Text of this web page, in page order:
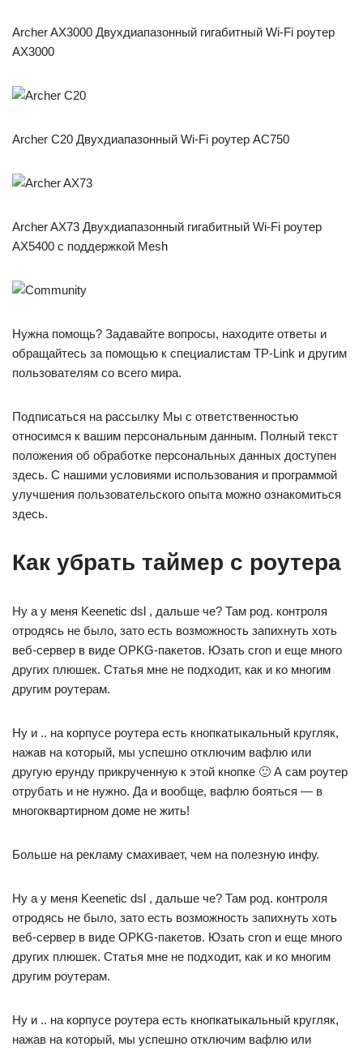
Archer AX3000 Двухдиапазонный гигабитный Wi‑Fi роутер
AX3000
Archer C20 Двухдиапазонный Wi-Fi роутер AC750
Archer AX73 Двухдиапазонный гигабитный Wi‑Fi роутер
AX5400 с поддержкой Mesh
Нужна помощь? Задавайте вопросы, находите ответы и
обращайтесь за помощью к специалистам TP-Link и другим
пользователям со всего мира.
Подписаться на рассылку Мы с ответственностью
относимся к вашим персональным данным. Полный текст
положения об обработке персональных данных доступен
здесь. С нашими условиями использования и программой
улучшения пользовательского опыта можно ознакомиться
здесь.
Как убрать таймер с роутера
Ну а у меня Keenetic dsl , дальше че? Там род. контроля
отродясь не было, зато есть возможность запихнуть хоть
веб-сервер в виде OPKG-пакетов. Юзать cron и еще много
других плюшек. Статья мне не подходит, как и ко многим
другим роутерам.
Ну и .. на корпусе роутера есть кнопкатыкальный кругляк,
нажав на который, мы успешно отключим вафлю или
другую ерунду прикрученную к этой кнопке 🙂 А сам роутер
отрубать и не нужно. Да и вообще, вафлю бояться — в
многоквартирном доме не жить!
Больше на рекламу смахивает, чем на полезную инфу.
Ну а у меня Keenetic dsl , дальше че? Там род. контроля
отродясь не было, зато есть возможность запихнуть хоть
веб-сервер в виде OPKG-пакетов. Юзать cron и еще много
других плюшек. Статья мне не подходит, как и ко многим
другим роутерам.
Ну и .. на корпусе роутера есть кнопкатыкальный кругляк,
нажав на который, мы успешно отключим вафлю или